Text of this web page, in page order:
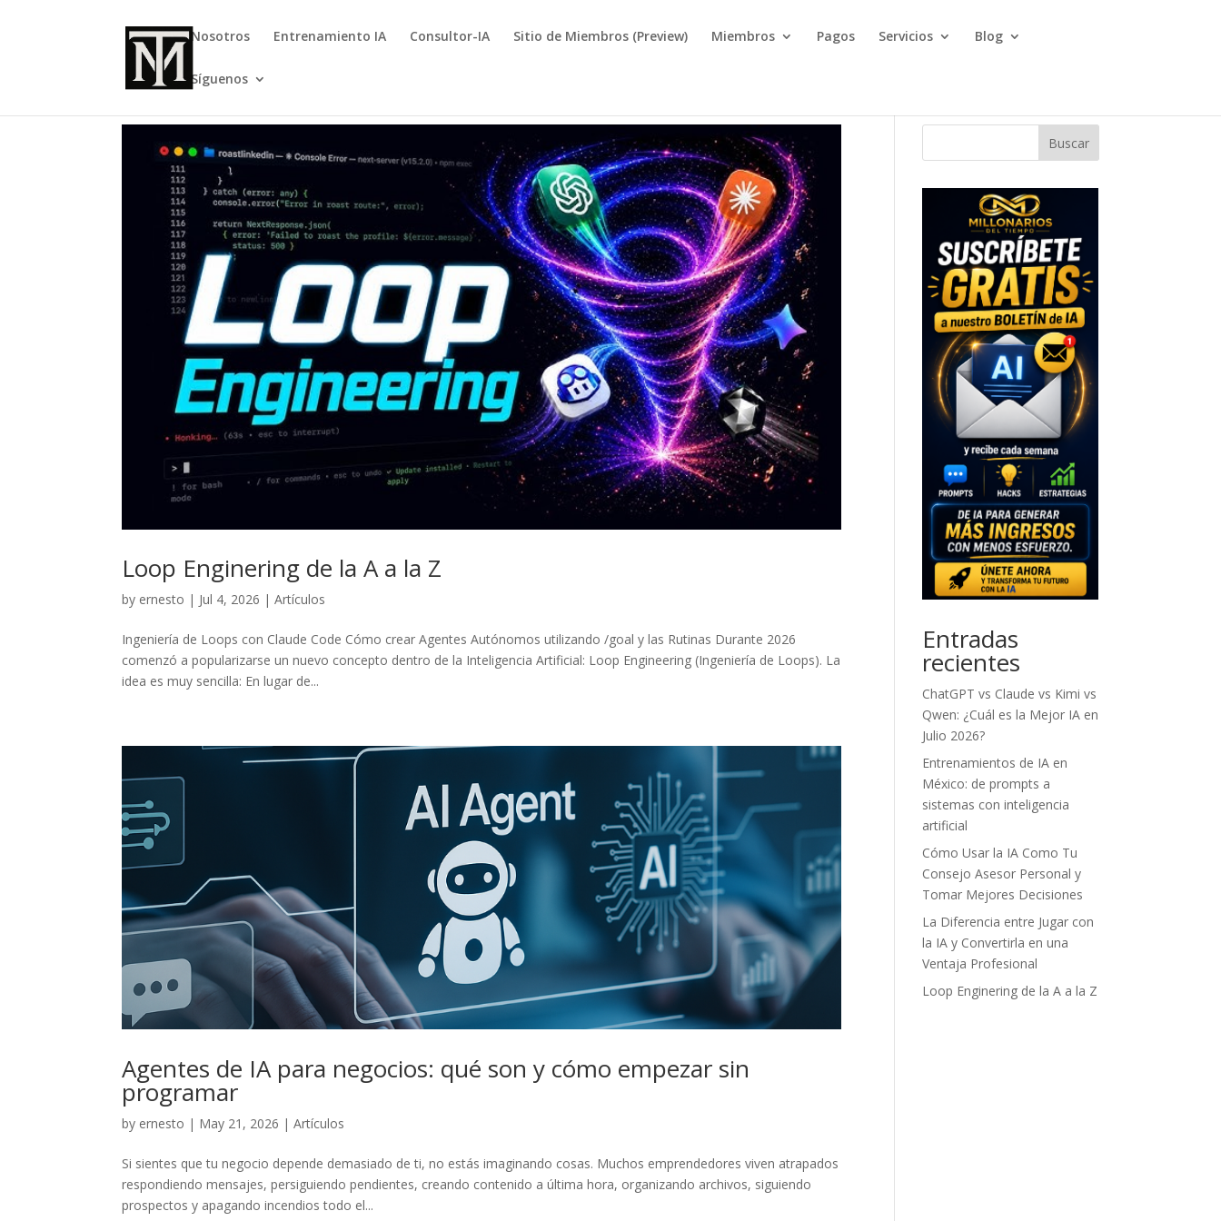
Nosotros Entrenamiento IA Consultor-IA Sitio de Miembros (Preview) Miembros Pagos Servicios Blog
Síguenos
Loop Enginering de la A a la Z
by ernesto | Jul 4, 2026 |Artículos
Ingeniería de Loops con Claude Code Cómo crear Agentes Autónomos utilizando /goal y las Rutinas Durante 2026
comenzó a popularizarse un nuevo concepto dentro de la Inteligencia Artificial: Loop Engineering (Ingeniería de Loops). La
idea es muy sencilla: En lugar de...
Agentes de IA para negocios: qué son y cómo empezar sin
programar
by ernesto | May 21, 2026 |Artículos
Si sientes que tu negocio depende demasiado de ti, no estás imaginando cosas. Muchos emprendedores viven atrapados
respondiendo mensajes, persiguiendo pendientes, creando contenido a última hora, organizando archivos, siguiendo
prospectos y apagando incendios todo el...
Buscar
Entradas
recientes
ChatGPT vs Claude vs Kimi vs
Qwen: ¿Cuál es la Mejor IA en
Julio 2026?
Entrenamientos de IA en
México: de prompts a
sistemas con inteligencia
artificial
Cómo Usar la IA Como Tu
Consejo Asesor Personal y
Tomar Mejores Decisiones
La Diferencia entre Jugar con
la IA y Convertirla en una
Ventaja Profesional
Loop Enginering de la A a la Z